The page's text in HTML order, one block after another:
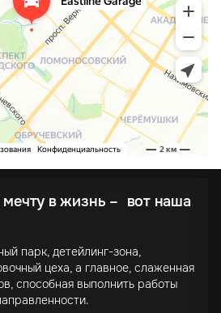
в жизнь – вот наша
парк, детейлинг-зона,
цеха, а главное, слаженная
способная выполнить работы